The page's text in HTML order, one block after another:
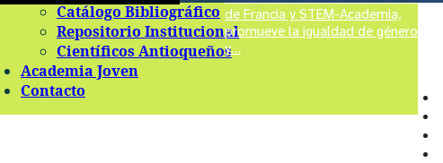
Catálogo Bibliográfico
Repositorio Institucional
Científicos Antioqueños
Academia Joven
Contacto
de Francia y STEM-Academia,
promueve la igualdad de género
y…